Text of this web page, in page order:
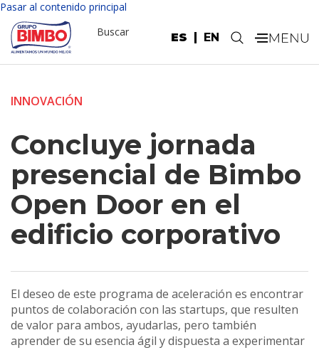
Pasar al contenido principal
ES EN
Buscar .
INNOVACIÓN
Concluye jornada
presencial de Bimbo
Open Door en el
edificio corporativo
El deseo de este programa de aceleración es encontrar
puntos de colaboración con las startups, que resulten
de valor para ambos, ayudarlas, pero también
aprender de su esencia ágil y dispuesta a experimentar